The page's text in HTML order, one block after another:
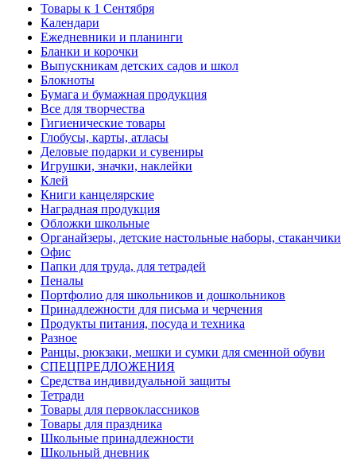
Товары к 1 Сентября
Календари
Ежедневники и планинги
Бланки и корочки
Выпускникам детских садов и школ
Блокноты
Бумага и бумажная продукция
Все для творчества
Гигиенические товары
Глобусы, карты, атласы
Деловые подарки и сувениры
Игрушки, значки, наклейки
Клей
Книги канцелярские
Наградная продукция
Обложки школьные
Органайзеры, детские настольные наборы, стаканчики
Офис
Папки для труда, для тетрадей
Пеналы
Портфолио для школьников и дошкольников
Принадлежности для письма и черчения
Продукты питания, посуда и техника
Разное
Ранцы, рюкзаки, мешки и сумки для сменной обуви
СПЕЦПРЕДЛОЖЕНИЯ
Средства индивидуальной защиты
Тетради
Товары для первоклассников
Товары для праздника
Школьные принадлежности
Школьный дневник